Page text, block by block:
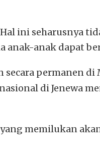
ini seharusnya
anak dapat
permanen
di Jenewa
memilukan